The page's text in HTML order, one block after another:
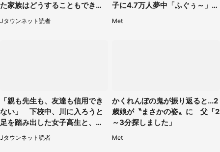
た家族はどうすることもできな
くて...（埼玉県・50代女性）
Jタウンネット読者
子に4.7万人夢中「ふぐぅ～」
Met
「親も先生も、友達も信用でき
ない」 下校中、川に入ろうと
足を踏み出した女子高生と、彼
女を止めた予想外の存在
Jタウンネット読者
かくれんぼの鬼が振り返ると...2
歳娘が〝まさかの姿〟に 父「2
～3分探しました」
Met